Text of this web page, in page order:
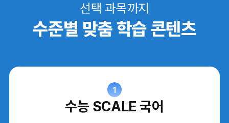
선택 과목까지
수준별 맞춤 학습 콘텐츠
1
수능 SCALE 국어